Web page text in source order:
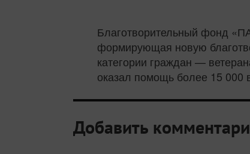
Благотворительный фонд
формирующая новую
категории граждан —
оказал помощь более 15 000
Добавить